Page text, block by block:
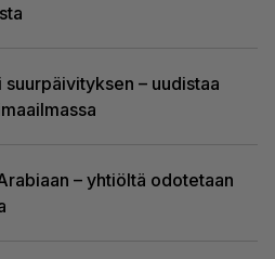
– uudistaa
– yhtiöltä odotetaan